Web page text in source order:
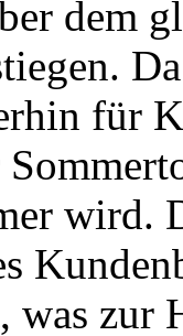
dem
für
wird.
was zur